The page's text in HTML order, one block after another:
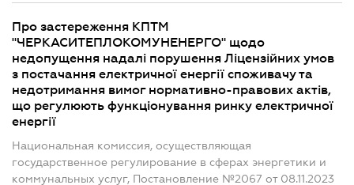
Про застереження КПТМ
"ЧЕРКАСИТЕПЛОКОМУНЕНЕРГО" щодо
недопущення надалі порушення Ліцензійних умов
з постачання електричної енергії споживачу та
недотримання вимог нормативно-правових актів,
що регулюють функціонування ринку електричної
енергії
Национальная комиссия, осуществляющая
государственное регулирование в сферах энергетики и
коммунальных услуг, Постановление №2067 от 08.11.2023